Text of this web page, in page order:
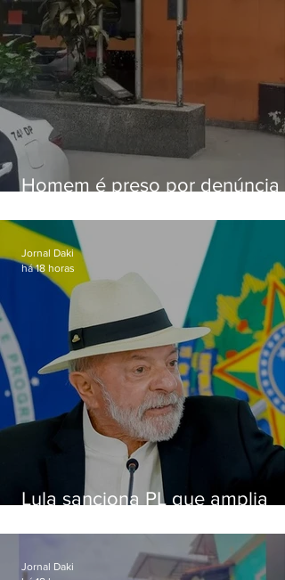
Homem é preso por denúncia
Alcântara
Lula sanciona PL que amplia
crianças
Jornal Daki
há 18 horas
Jornal Daki